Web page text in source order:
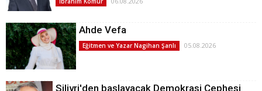
Ahde Vefa
Eğitmen ve Yazar Nagihan Şanlı 05.08.2026
Silivri'den başlayacak Demokrasi Cephesi